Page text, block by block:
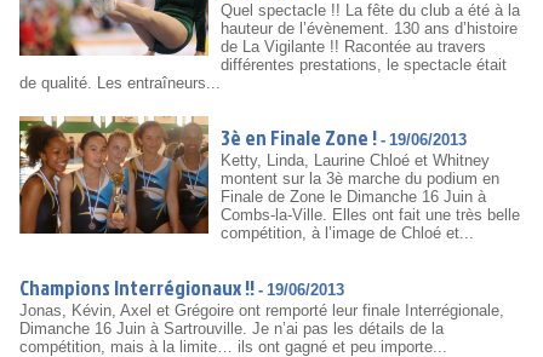
Quel spectacle !! La fête du club a été à la
hauteur de l’évènement. 130 ans d’histoire
de La Vigilante !! Racontée au travers
différentes prestations, le spectacle était
de qualité. Les entraîneurs...
3è en Finale Zone ! - 19/06/2013
Ketty, Linda, Laurine Chloé et Whitney
montent sur la 3è marche du podium en
Finale de Zone le Dimanche 16 Juin à
Combs-la-Ville. Elles ont fait une très belle
compétition, à l’image de Chloé et...
Champions Interrégionaux !! - 19/06/2013
Jonas, Kévin, Axel et Grégoire ont remporté leur finale Interrégionale,
Dimanche 16 Juin à Sartrouville. Je n’ai pas les détails de la
compétition, mais à la limite… ils ont gagné et peu importe...